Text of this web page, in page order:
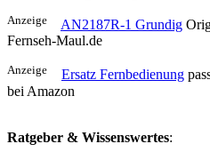
Anzeige AN2187R-1 Grundig
Fernseh-Maul.de
Anzeige Ersatz Fernbedienung
bei Amazon
Ratgeber & Wissenswertes: